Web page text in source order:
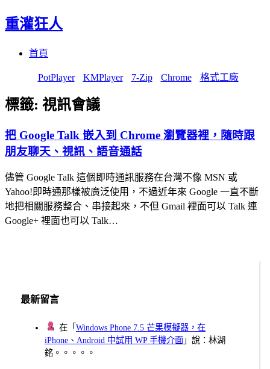
重灌狂人
首頁
PotPlayer KMPlayer 7-Zip Chrome 格式工廠
標籤: 視訊會議
把 Google Talk 嵌入到 Chrome 瀏覽器裡，隨時跟
朋友聊天、視訊、語音通話
儘管 Google Talk 這個即時通訊服務在台灣不像 MSN 或
Yahoo!即時通那樣被廣泛使用，不過近年來 Google 一直不斷
地把相關服務整合、串接起來，不但 Gmail 裡面可以 Talk 連
Google+ 裡面也可以 Talk…
最新留言
在「Windows Phone 7.5 芒果模擬器，在
iPhone、Android 中試用 WP 手機介面 」說：林湖
銘。。。。。